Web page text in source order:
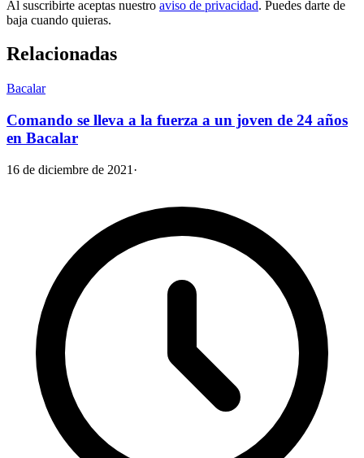
Al suscribirte aceptas nuestro aviso de privacidad. Puedes darte de
baja cuando quieras.
Relacionadas
Bacalar
Comando se lleva a la fuerza a un joven de 24 años
en Bacalar
16 de diciembre de 2021 ·